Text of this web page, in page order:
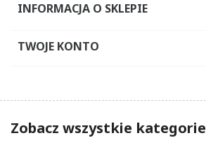
INFORMACJA O SKLEPIE
TWOJE KONTO
Zobacz wszystkie kategorie